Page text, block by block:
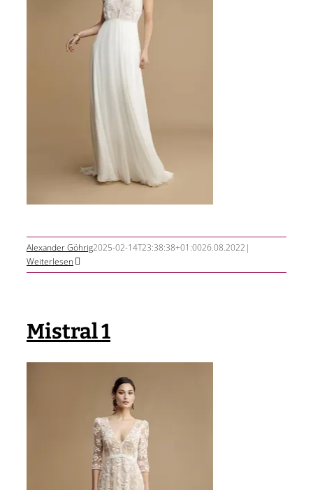
Alexander Göhrig2025-02-14T23:38:38+01:0026.08.2022 |
Weiterlesen
Mistral 1